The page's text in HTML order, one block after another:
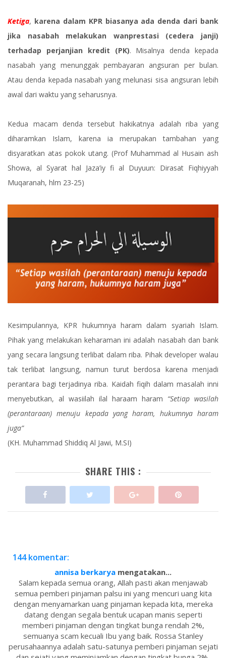
Ketiga, karena dalam KPR biasanya ada denda dari bank
jika nasabah melakukan wanprestasi (cedera janji)
terhadap perjanjian kredit (PK). Misalnya denda kepada
nasabah yang menunggak pembayaran angsuran per bulan.
Atau denda kepada nasabah yang melunasi sisa angsuran lebih
awal dari waktu yang seharusnya.
Kedua macam denda tersebut hakikatnya adalah riba yang
diharamkan Islam, karena ia merupakan tambahan yang
disyaratkan atas pokok utang. (Prof Muhammad al Husain ash
Showa, al Syarat hal Jaza’iy fi al Duyuun: Dirasat Fiqhiyyah
Muqaranah, hlm 23-25)
Kesimpulannya, KPR hukumnya haram dalam syariah Islam.
Pihak yang melakukan keharaman ini adalah nasabah dan bank
yang secara langsung terlibat dalam riba. Pihak developer walau
tak terlibat langsung, namun turut berdosa karena menjadi
perantara bagi terjadinya riba. Kaidah fiqih dalam masalah inni
menyebutkan, al wasiilah ilal haraam haram “Setiap wasilah
(perantaraan) menuju kepada yang haram, hukumnya haram
juga”
(KH. Muhammad Shiddiq Al Jawi, M.SI)
SHARE THIS :
144 komentar:
annisa berkarya mengatakan...
Salam kepada semua orang, Allah pasti akan menjawab
semua pemberi pinjaman palsu ini yang mencuri uang kita
dengan menyamarkan uang pinjaman kepada kita, mereka
datang dengan segala bentuk ucapan manis seperti
memberi pinjaman dengan tingkat bunga rendah 2%,
semuanya scam kecuali Ibu yang baik. Rossa Stanley
perusahaannya adalah satu-satunya pemberi pinjaman sejati